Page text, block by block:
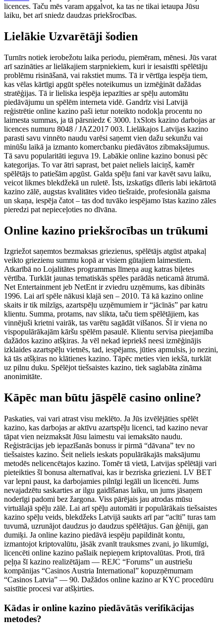
licences. Taču mēs varam apgalvot, ka tas ne tikai ietaupa Jūsu
laiku, bet arī sniedz daudzas priekšrocības.
Lielākie Uzvarētāji šodien
Turnīrs notiek ierobežotu laika periodu, piemēram, mēnesi. Jūs varat
arī sazināties ar lielākajiem starpniekiem, kuri ir iesaistīti spēlētāju
problēmu risināšanā, vai rakstiet mums. Tā ir vērtīga iespēja tiem,
kas vēlas kārtīgi apgūt spēles noteikumus un izmēģināt dažādas
stratēģijas. Tā ir lieliska iespēja iepazīties ar spēļu automātu
piedāvājumu un spēlēm interneta vidē. Gandrīz visi Latvijā
reģistrētie online kazino paši ietur noteikto nodokļa procentu no
laimesta summas, ja tā pārsniedz € 3000. 1xSlots kazino darbojas ar
licences numuru 8048 / JAZ2017 003. Lielākajos Latvijas kazino
parasti savu vinnēto naudu varēsi saņemt vien dažu sekunžu vai
minūšu laikā ja izmanto komercbanku piedāvātos zibmaksājumus.
Tā savu popularitāti ieguva 19. Labākie online kazino bonusi pēc
kategorijas. To var ātri saprast, bet paiet neliels laiciņš, kamēr
spēlētājs to patiešām apgūst. Galda spēļu fani var kavēt savu laiku,
veicot likmes blekdžekā un ruletē. Īsts, izskatīgs dīleris labi iekārtotā
kazino zālē, augstas kvalitātes video tiešraide, profesionāla gaisma
un skaņa, iespēja čatot – tas dod tuvāko iespējamo īstas kazino zāles
pieredzi pat nepieceļoties no dīvāna.
Online kazino priekšrocības un trūkumi
Izgriežot saņemtos bezmaksas griezienus, spēlētājs atgūst atpakaļ
veikto griezienu summu kopā ar visiem gūtajiem laimestiem.
Atkarībā no Lojalitātes programmas līmeņa aug katras biļetes
vērtība. Turklāt jaunas tematiskās spēles parādās neticamā ātrumā.
Net Entertainment jeb NetEnt ir zviedru uzņēmums, kas dibināts
1996. Lai arī spēle nākusi klajā sen – 2010. Tā kā kazino online
skaits ir tik milzīgs, azartspēļu uzņēmumiem ir “jācīnās” par katru
klientu. Summa, protams, nav slikta, taču tiem spēlētājiem, kas
vinnējuši krietni vairāk, tas varētu sagādāt vilšanos. Šī ir viena no
vispopulārākajām kāršu spēlēm pasaulē. Klientu servisa pieejamība
dažādos kazino atšķiras. Ja vēl nekad iepriekš neesi izmēģinājis
izklaides azartspēļu vietnēs, tad, iespējams, jūties apmulsis, jo nezini,
kā tās atšķiras no klātienes kazino. Tāpēc meties vien iekšā, turklāt
uz pilnu duku. Spēlējot tiešsaistes kazino, tiek saglabāta zināma
anonimitāte.
Kāpēc man būtu jāspēlē casino online?
Paskaties, vai vari atrast visu meklēto. Ja Jūs izvēlējāties spēlēt
kazino, kas darbojas ar aktīvu azartspēļu licenci, tad kazino nevar
tāpat vien neizmaksāt Jūsu laimestu vai iemaksāto naudu.
Reģistrācijas jeb iepazīšanās bonuss ir pirmā “dāvana” tev no
tiešsaistes kazino. Šeit neliels ieskats populārākajās maksājumu
metodēs nelicencētajos kazino. Tomēr tā vietā, Latvijas spēlētāji vari
pieteikties šī bonusa alternatīvai, kas ir bezriska griezieni. LV BET
var lepni paust, ka darbojamies pilnīgi legāli un licencēti. Jums
nevajadzētu saskarties ar ilgu gaidīšanas laiku, un jums jāsaņem
noderīgi padomi bez žargona. Viss pārējais jau atrodas mūsu
virtuālajā spēļu zālē. Lai arī spēļu automāti ir populārākais tiešsaistes
kazino spēļu veids, blekdžeks Latvijā saukts arī par “acīti” turas tam
tuvumā, uzrunājot daudzus jo daudzus spēlētājus. Gan ģēniji, gan
dumiķi. Ja online kazino piedāvā iespēju papildināt kontu,
izmantojot kriptovalūtu, jāsāk zvanīt trauksmes zvani, jo likumīgi,
licencēti online kazino pašlaik nepieņem kriptovalūtas. Proti, tīrā
peļņa šī kazino realizētājam — REJC “Forums” un austriešu
kompānijas “Casinos Austria International” kopuzņēmumam
“Casinos Latvia” — 90. Dažādos online kazino ar KYC procedūru
saistītie procesi var atšķirties.
Kādas ir online kazino piedāvātās verifikācijas
metodes?